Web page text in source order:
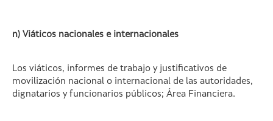
n) Viáticos nacionales e internacionales
Los viáticos, informes de trabajo y justificativos de
movilización nacional o internacional de las autoridades,
dignatarios y funcionarios públicos; Área Financiera.